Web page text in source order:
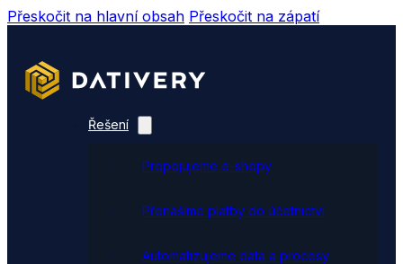
Přeskočit na hlavní obsah Přeskočit na zápatí
Řešení
Propojujeme e-shopy
Přenášíme platby do účetnictví
Automatizujeme data a procesy